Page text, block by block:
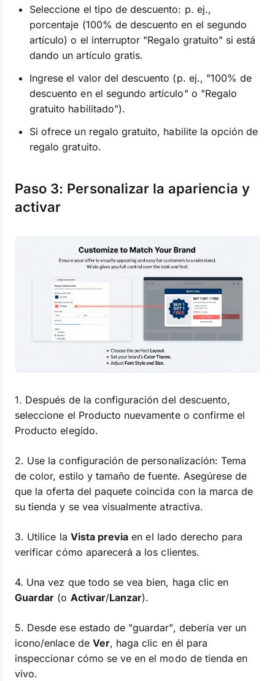
Seleccione el tipo de descuento: p. ej.,
porcentaje (100% de descuento en el segundo
artículo) o el interruptor "Regalo gratuito" si está
dando un artículo gratis.
Ingrese el valor del descuento (p. ej., "100% de
descuento en el segundo artículo" o "Regalo
gratuito habilitado").
Si ofrece un regalo gratuito, habilite la opción de
regalo gratuito.
Paso 3: Personalizar la apariencia y
activar
1. Después de la configuración del descuento,
seleccione el Producto nuevamente o confirme el
Producto elegido.
2. Use la configuración de personalización: Tema
de color, estilo y tamaño de fuente. Asegúrese de
que la oferta del paquete coincida con la marca de
su tienda y se vea visualmente atractiva.
3. Utilice la Vista previa en el lado derecho para
verificar cómo aparecerá a los clientes.
4. Una vez que todo se vea bien, haga clic en
Guardar (o Activar/Lanzar).
5. Desde ese estado de "guardar", debería ver un
icono/enlace de Ver, haga clic en él para
inspeccionar cómo se ve en el modo de tienda en
vivo.